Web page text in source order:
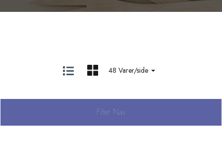
48 Varer/side
Filter Nav